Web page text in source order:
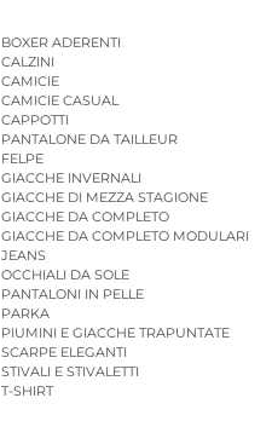
BOXER ADERENTI
CALZINI
CAMICIE
CAMICIE CASUAL
CAPPOTTI
PANTALONE DA TAILLEUR
FELPE
GIACCHE INVERNALI
GIACCHE DI MEZZA STAGIONE
GIACCHE DA COMPLETO
GIACCHE DA COMPLETO MODULARI
JEANS
OCCHIALI DA SOLE
PANTALONI IN PELLE
PARKA
PIUMINI E GIACCHE TRAPUNTATE
SCARPE ELEGANTI
STIVALI E STIVALETTI
T-SHIRT